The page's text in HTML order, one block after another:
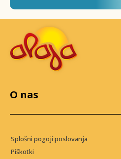
O nas
Splošni pogoji poslovanja
Piškotki